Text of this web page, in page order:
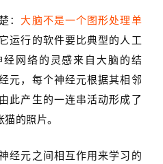
： 大脑不是一个图形处理单
运行的软件要比典型的人工
网络的灵感来自大脑的结
元，每个神经元根据其相邻
此产生的一连串活动形成了
的照片。
经元之间相互作用来学习的